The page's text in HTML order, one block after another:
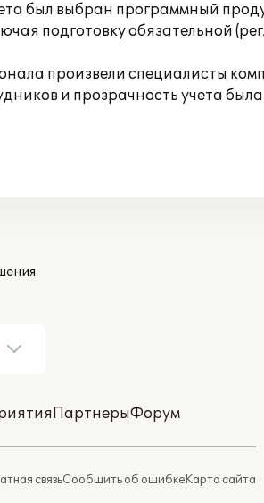
был выбран программный
подготовку обязательной
произвели специалисты
и прозрачность учета
ПартнерыФорум
связьСообщить об ошибкеКарта сайта